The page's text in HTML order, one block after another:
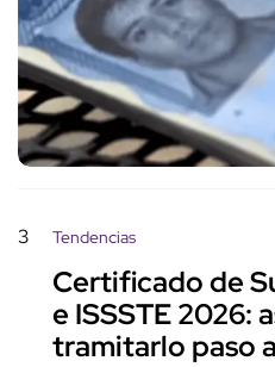
3 Tendencias
Certificado de
e ISSSTE 2026:
tramitarlo paso